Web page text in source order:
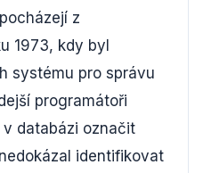
z
1973, kdy byl
systému pro správu
programátoři
databázi označit
identifikovat